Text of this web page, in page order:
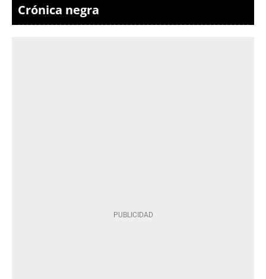
Crónica negra